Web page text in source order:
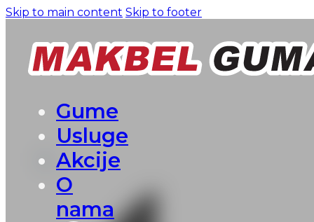
Skip to main content Skip to footer
Gume
Usluge
Akcije
O
nama